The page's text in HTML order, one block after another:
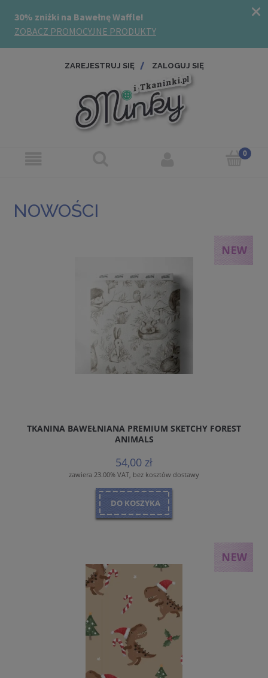
ZAREJESTRUJ SIĘ ZALOGUJ SIĘ
NOWOŚCI
TKANINA BAWEŁNIANA PREMIUM SKETCHY FOREST
ANIMALS
54,00 zł
zawiera 23.00% VAT, bez kosztów dostawy
DO KOSZYKA